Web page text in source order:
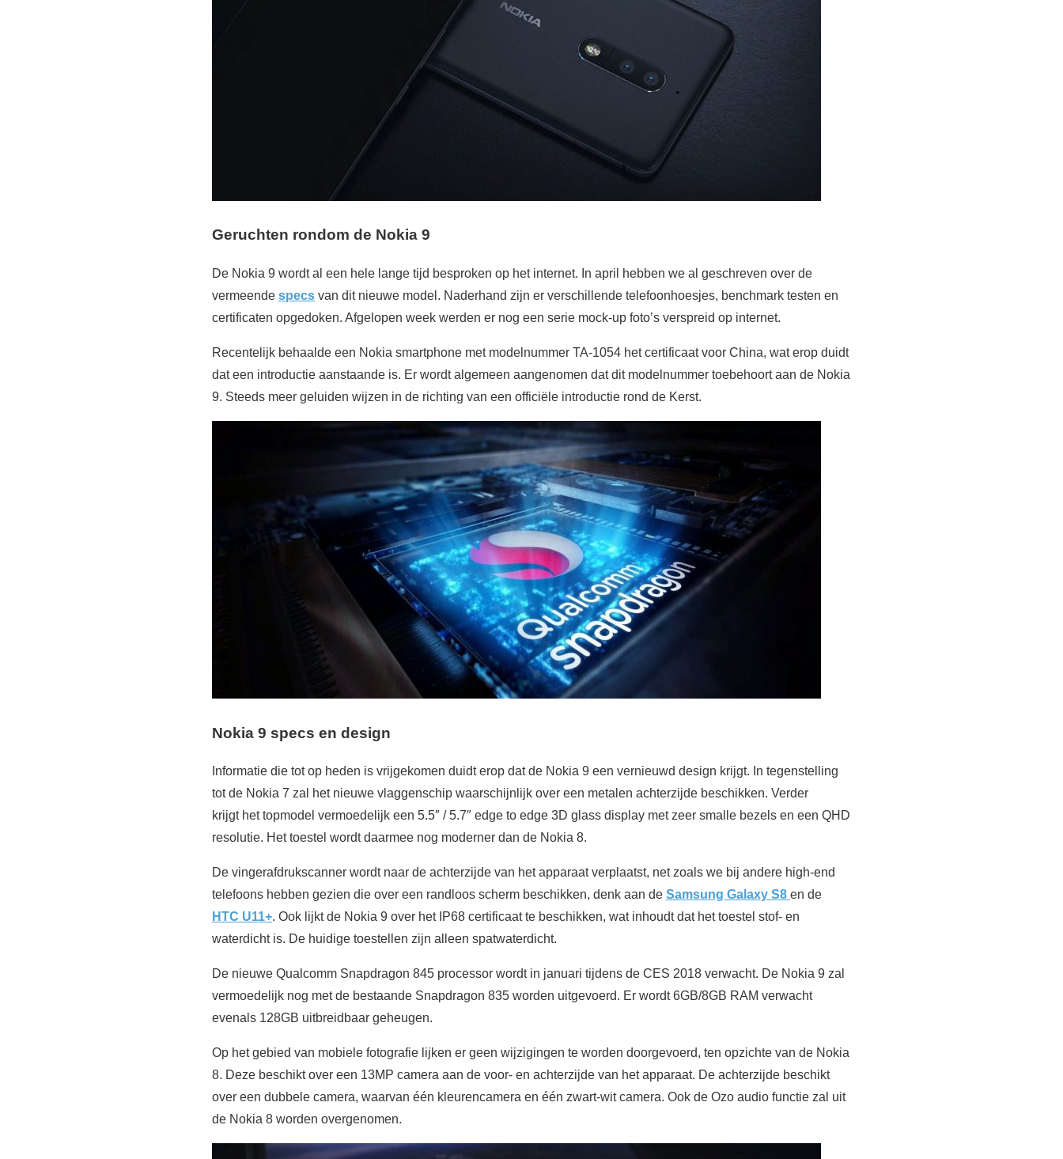
Geruchten rondom de Nokia 9
De Nokia 9 wordt al een hele lange tijd besproken op het internet. In april hebben we al geschreven over de
vermeende specs van dit nieuwe model. Naderhand zijn er verschillende telefoonhoesjes, benchmark testen en
certificaten opgedoken. Afgelopen week werden er nog een serie mock-up foto’s verspreid op internet.
Recentelijk behaalde een Nokia smartphone met modelnummer TA-1054 het certificaat voor China, wat erop duidt
dat een introductie aanstaande is. Er wordt algemeen aangenomen dat dit modelnummer toebehoort aan de Nokia
9. Steeds meer geluiden wijzen in de richting van een officiële introductie rond de Kerst.
Nokia 9 specs en design
Informatie die tot op heden is vrijgekomen duidt erop dat de Nokia 9 een vernieuwd design krijgt. In tegenstelling
tot de Nokia 7 zal het nieuwe vlaggenschip waarschijnlijk over een metalen achterzijde beschikken. Verder
krijgt het topmodel vermoedelijk een 5.5″ / 5.7″ edge to edge 3D glass display met zeer smalle bezels en een QHD
resolutie. Het toestel wordt daarmee nog moderner dan de Nokia 8.
De vingerafdrukscanner wordt naar de achterzijde van het apparaat verplaatst, net zoals we bij andere high-end
telefoons hebben gezien die over een randloos scherm beschikken, denk aan de Samsung Galaxy S8 en de
HTC U11+. Ook lijkt de Nokia 9 over het IP68 certificaat te beschikken, wat inhoudt dat het toestel stof- en
waterdicht is. De huidige toestellen zijn alleen spatwaterdicht.
De nieuwe Qualcomm Snapdragon 845 processor wordt in januari tijdens de CES 2018 verwacht. De Nokia 9 zal
vermoedelijk nog met de bestaande Snapdragon 835 worden uitgevoerd. Er wordt 6GB/8GB RAM verwacht
evenals 128GB uitbreidbaar geheugen.
Op het gebied van mobiele fotografie lijken er geen wijzigingen te worden doorgevoerd, ten opzichte van de Nokia
8. Deze beschikt over een 13MP camera aan de voor- en achterzijde van het apparaat. De achterzijde beschikt
over een dubbele camera, waarvan één kleurencamera en één zwart-wit camera. Ook de Ozo audio functie zal uit
de Nokia 8 worden overgenomen.